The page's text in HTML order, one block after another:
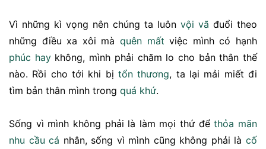
Vì những kì vọng nên chúng ta luôn vội vã đuổi theo
những điều xa xôi mà quên mất việc mình có hạnh
phúc haykhông, mình phải chăm lo cho bản thân thế
nào. Rồi cho tới khi bị tổn thương, ta lại mải miết đi
tìm bản thân mình trong quá khứ.
Sống vì mình không phải là làm mọi thứ đểthỏa mãn
nhu cầu cá nhân, sống vì mình cũng không phải làcố